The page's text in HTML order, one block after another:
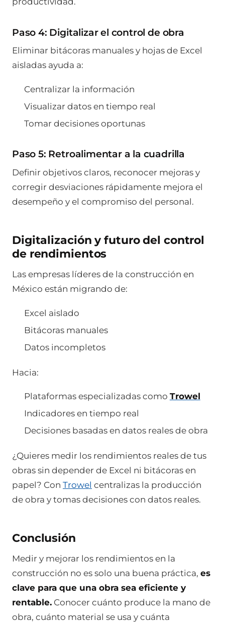
Paso 4: Digitalizar el control de obra
Eliminar bitácoras manuales y hojas de Excel
aisladas ayuda a:
Centralizar la información
Visualizar datos en tiempo real
Tomar decisiones oportunas
Paso 5: Retroalimentar a la cuadrilla
Definir objetivos claros, reconocer mejoras y
corregir desviaciones rápidamente mejora el
desempeño y el compromiso del personal.
Digitalización y futuro del control
de rendimientos
Las empresas líderes de la construcción en
México están migrando de:
Excel aislado
Bitácoras manuales
Datos incompletos
Hacia:
Plataformas especializadas como Trowel
Indicadores en tiempo real
Decisiones basadas en datos reales de obra
¿Quieres medir los rendimientos reales de tus
obras sin depender de Excel ni bitácoras en
papel? Con Trowel centralizas la producción
de obra y tomas decisiones con datos reales.
Conclusión
Medir y mejorar los rendimientos en la
construcción no es solo una buena práctica, es
clave para que una obra sea eficiente y
rentable. Conocer cuánto produce la mano de
obra, cuánto material se usa y cuánta